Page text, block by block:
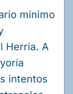
mínimo
Herria. A
intentos